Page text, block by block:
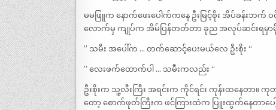
မမဖြူက နောက်ဖေးပေါက်ကနေ ဦးမြင့်စိုး အိပ်ခန်းဘက် ဝ
လောက်မှ ကျုပ်က အိမ်ပြန်တတ်တာ ခုည အလုပ်ဆင်းရမှာမို့
” သမီး အပေါ်က … တက်ဆောင့်ပေးမယ်လေ ဦးစိုး “
” လေးဖက်ထောက်ပါ … သမီးကလည်း “
ဦးစိုးက သူ့လီးကြီး အရင်းက ကိုင်ရင်း ကုန်းထနေတာ။
တော့ စောက်ဖုတ်ကြီးက ဖင်ကြားထဲက ပြူးထွက်နေတာပေါ့